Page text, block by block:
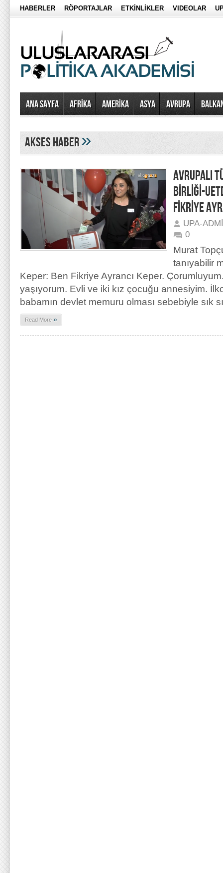
HABERLER RÖPORTAJLAR ETKİNLİKLER VIDEOLAR
Ana Sayfa AFRİKA AMERİKA ASYA AVRUPA
Akses Haber»
AVRUPALI
BİRLİĞİ-
FİKRİYE
UPA-
0
Murat
tanıyabilir
Keper: Ben Fikriye Ayrancı Keper.
yaşıyorum. Evli ve iki kız çocuğu annesiyim.
babamın devlet memuru olması sebebiyle sık
Read More »